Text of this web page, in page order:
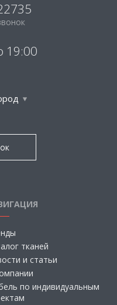
19:00
тканей
и статьи
по индивидуальным